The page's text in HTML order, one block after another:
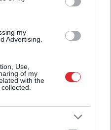
my
Advertising.
Use,
of my
with the
labāk
atradīs veidu,
ar Zelenski;
kontroli pār citiem